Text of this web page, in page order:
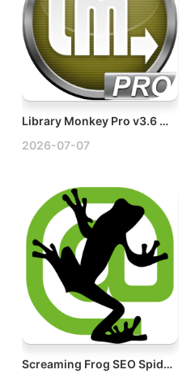
Library Monkey Pro v3.6 Mac音频素材库管理与批量处理工具破解版
2026-07-07
Screaming Frog SEO Spider v19.4 Mac尖叫青蛙网络爬虫软件